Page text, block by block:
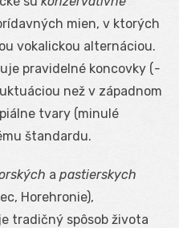
mien, v ktorých
vokalickou alternáciou.
pravidelné koncovky (-
než v západnom
tvary (minulé
štandardu.
a pastierskych
Horehronie),
tradičný spôsob života